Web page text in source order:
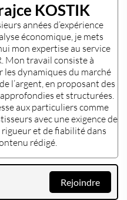
KOSTIK
années d’expérience
économique , je mets
mon expertise au service
. Mon travail consiste à
les dynamiques du marché
l’argent , en proposant des
et structurées.
aux particuliers comme
avec une exigence de
rigueur et de fiabilité dans
rédigé.
Rejoindre